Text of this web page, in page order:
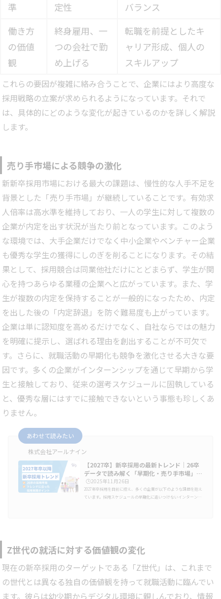
準
定性
バランス
働き方
の価値
観
終身雇用、一
つの会社で勤
め上げる
転職を前提としたキ
ャリア形成、個人の
スキルアップ
これらの要因が複雑に絡み合うことで、企業にはより高度な
採用戦略の立案が求められるようになっています。それで
は、具体的にどのような変化が起きているのかを詳しく解説
します。
売り手市場による競争の激化
新新卒採用市場における最大の課題は、慢性的な人手不足を
背景とした「売り手市場」が継続していることです。有効求
人倍率は高水準を維持しており、一人の学生に対して複数の
企業が内定を出す状況が当たり前となっています。このよう
な環境では、大手企業だけでなく中小企業やベンチャー企業
も優秀な学生の獲得にしのぎを削ることになります。その結
果として、採用競合は同業他社だけにとどまらず、学生が関
心を持つあらゆる業種の企業へと広がっています。また、学
生が複数の内定を保持することが一般的になったため、内定
を出した後の「内定辞退」を防ぐ難易度も上がっています。
企業は単に認知度を高めるだけでなく、自社ならではの魅力
を明確に提示し、選ばれる理由を創出することが不可欠で
す。さらに、就職活動の早期化も競争を激化させる大きな要
因です。多くの企業がインターンシップを通じて早期から学
生と接触しており、従来の選考スケジュールに固執している
と、優秀な層にはすでに接触できないという事態も珍しくあ
りません。
あわせて読みたい
株式会社アールナイン
【2027卒】新卒採用の最新トレンド｜26卒
データで読み解く「早期化・売り手市場」…
🕒️2025年11月26日
2027年卒採用を目前に控え、多くの企業が以下のような課題を抱え
ています。採用スケジュールの早期化に追いつけないインターン後
企業側も、採用手法…
Z世代の就活に対する価値観の変化
現在の新卒採用のターゲットである「Z世代」は、これまで
の世代とは異なる独自の価値観を持って就職活動に臨んでい
ます。彼らは幼少期からデジタル環境に親しんでおり、情報